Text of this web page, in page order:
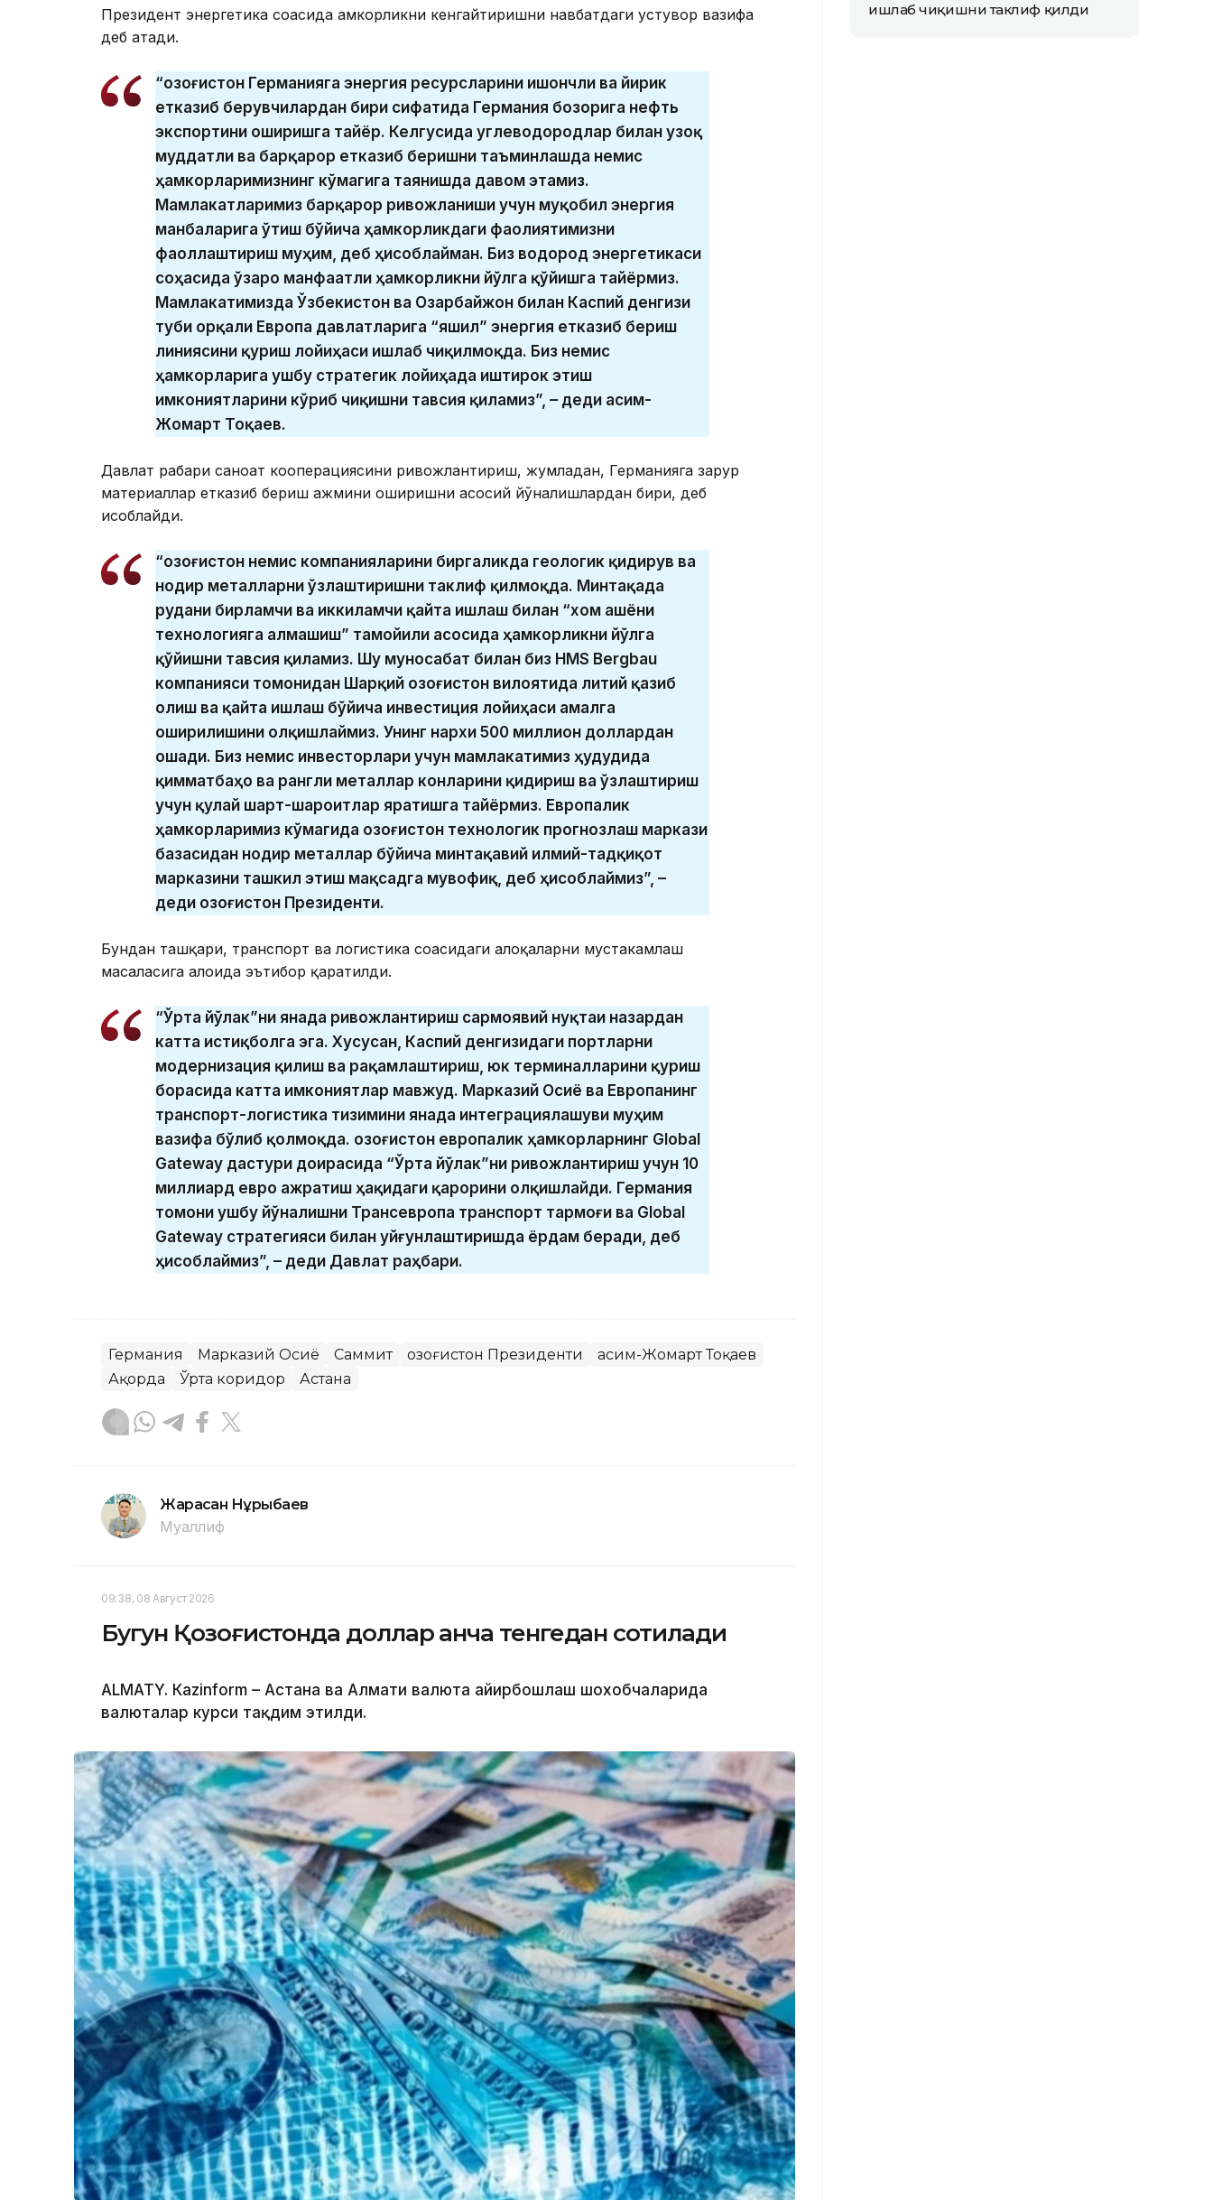
Президент энергетика соҳасида ҳамкорликни кенгайтиришни навбатдаги устувор вазифа
деб атади.
“Қозоғистон Германияга энергия ресурсларини ишончли ва йирик
етказиб берувчилардан бири сифатида Германия бозорига нефть
экспортини оширишга тайёр. Келгусида углеводородлар билан узоқ
муддатли ва барқарор етказиб беришни таъминлашда немис
ҳамкорларимизнинг кўмагига таянишда давом этамиз.
Мамлакатларимиз барқарор ривожланиши учун муқобил энергия
манбаларига ўтиш бўйича ҳамкорликдаги фаолиятимизни
фаоллаштириш муҳим, деб ҳисоблайман. Биз водород энергетикаси
соҳасида ўзаро манфаатли ҳамкорликни йўлга қўйишга тайёрмиз.
Мамлакатимизда Ўзбекистон ва Озарбайжон билан Каспий денгизи
туби орқали Европа давлатларига “яшил” энергия етказиб бериш
линиясини қуриш лойиҳаси ишлаб чиқилмоқда. Биз немис
ҳамкорларига ушбу стратегик лойиҳада иштирок этиш
имкониятларини кўриб чиқишни тавсия қиламиз”, – деди Қасим-
Жомарт Тоқаев.
Давлат раҳбари саноат кооперациясини ривожлантириш, жумладан, Германияга зарур
материаллар етказиб бериш ҳажмини оширишни асосий йўналишлардан бири, деб
ҳисоблайди.
“Қозоғистон немис компанияларини биргаликда геологик қидирув ва
нодир металларни ўзлаштиришни таклиф қилмоқда. Минтақада
рудани бирламчи ва иккиламчи қайта ишлаш билан “хом ашёни
технологияга алмашиш” тамойили асосида ҳамкорликни йўлга
қўйишни тавсия қиламиз. Шу муносабат билан биз HMS Bergbau
компанияси томонидан Шарқий Қозоғистон вилоятида литий қазиб
олиш ва қайта ишлаш бўйича инвестиция лойиҳаси амалга
оширилишини олқишлаймиз. Унинг нархи 500 миллион доллардан
ошади. Биз немис инвесторлари учун мамлакатимиз ҳудудида
қимматбаҳо ва рангли металлар конларини қидириш ва ўзлаштириш
учун қулай шарт-шароитлар яратишга тайёрмиз. Европалик
ҳамкорларимиз кўмагида Қозоғистон технологик прогнозлаш маркази
базасидан нодир металлар бўйича минтақавий илмий-тадқиқот
марказини ташкил этиш мақсадга мувофиқ, деб ҳисоблаймиз”, –
деди Қозоғистон Президенти.
Бундан ташқари, транспорт ва логистика соҳасидаги алоқаларни мустаҳкамлаш
масаласига алоҳида эътибор қаратилди.
“Ўрта йўлак”ни янада ривожлантириш сармоявий нуқтаи назардан
катта истиқболга эга. Хусусан, Каспий денгизидаги портларни
модернизация қилиш ва рақамлаштириш, юк терминалларини қуриш
борасида катта имкониятлар мавжуд. Марказий Осиё ва Европанинг
транспорт-логистика тизимини янада интеграциялашуви муҳим
вазифа бўлиб қолмоқда. Қозоғистон европалик ҳамкорларнинг Global
Gateway дастури доирасида “Ўрта йўлак”ни ривожлантириш учун 10
миллиард евро ажратиш ҳақидаги қарорини олқишлайди. Германия
томони ушбу йўналишни Трансевропа транспорт тармоғи ва Global
Gateway стратегияси билан уйғунлаштиришда ёрдам беради, деб
ҳисоблаймиз”, – деди Давлат раҳбари.
Германия Марказий Осиё Саммит Қозоғистон Президенти
Қасим-Жомарт Тоқаев
Ақорда
Ўрта коридор Астана
Жарасқан Нұрыбаев
Муаллиф
09:38, 08 Август 2026
Бугун Қозоғистонда доллар қанча тенгедан сотилади
ALMATY. Кazinform – Астана ва Алмати валюта айирбошлаш шохобчаларида
валюталар курси тақдим этилди.
ишлаб чиқишни таклиф қилди